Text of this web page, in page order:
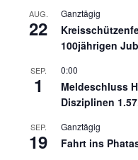
AUG.
22
Ganztägig
100jährigen
SEP.
1
0:00
Meldeschluss
Disziplinen
SEP.
19
Ganztägig
Fahrt ins